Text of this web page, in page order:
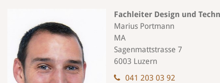
Fachleiter Design und
Marius Portmann
MA
Sagenmattstrasse 7
6003 Luzern
041 203 03 92